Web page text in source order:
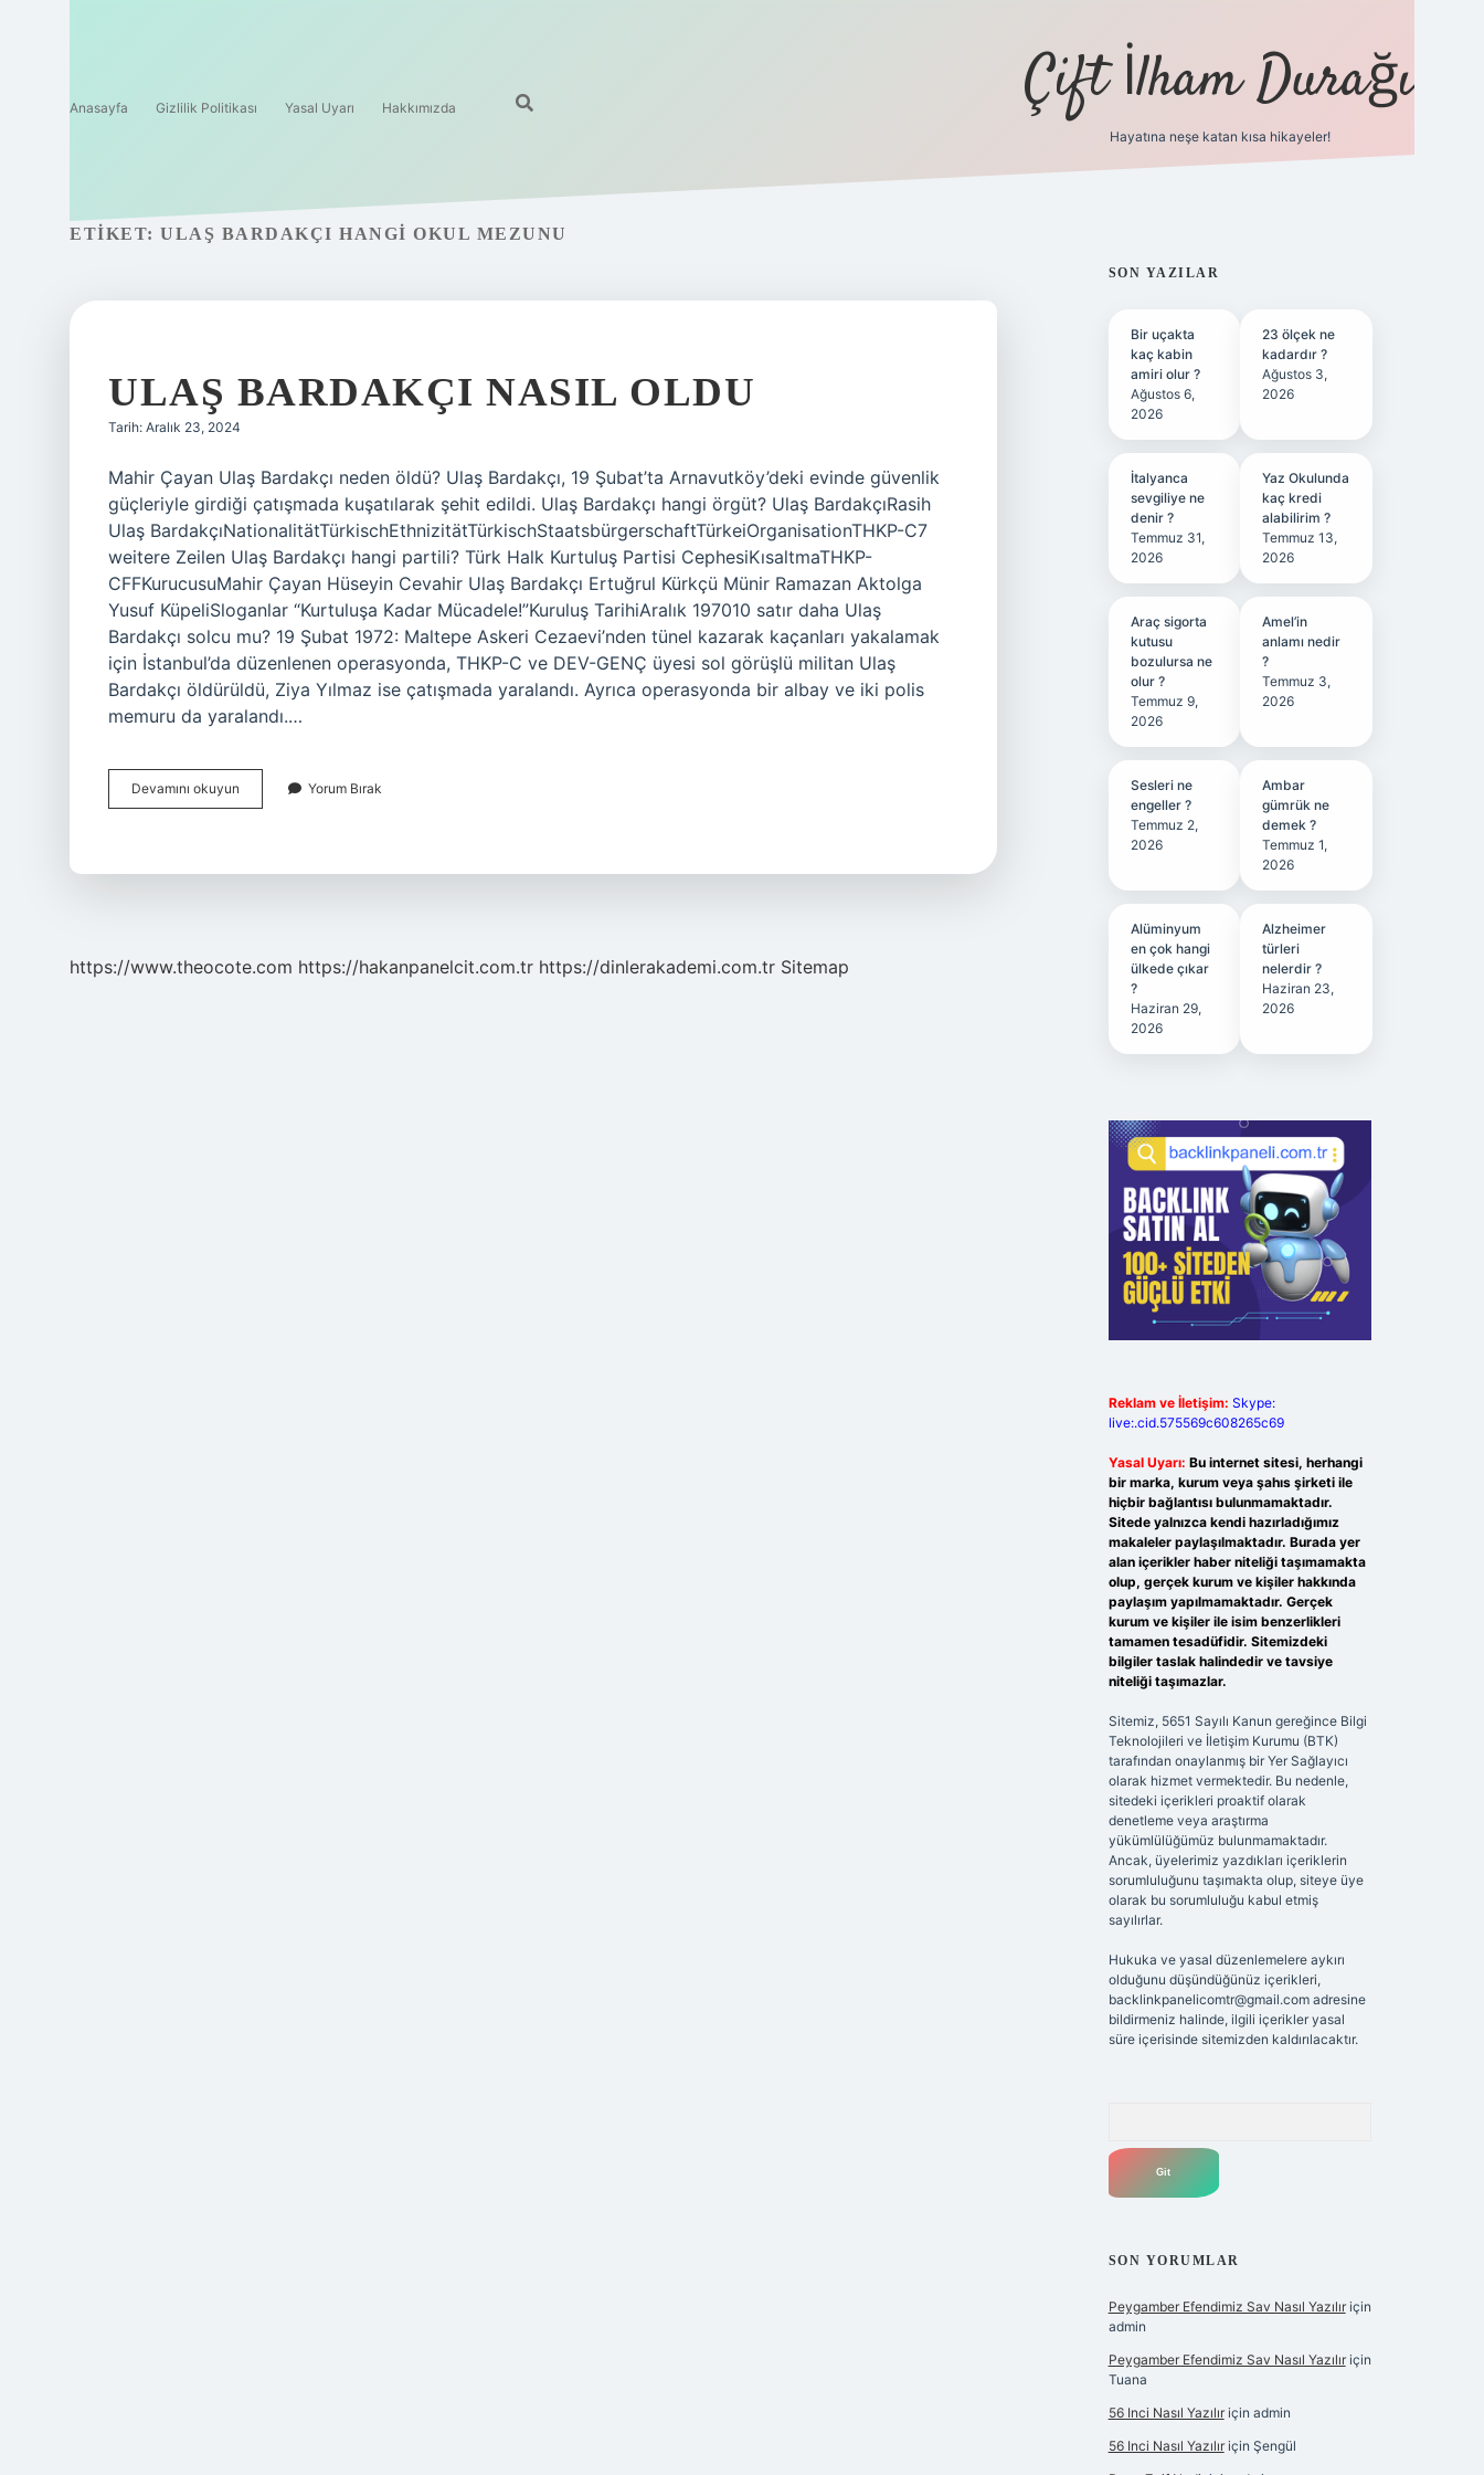
Anasayfa Gizlilik Politikası Yasal Uyarı Hakkımızda Çift İlham Durağı
Hayatına neşe katan kısa hikayeler!
ETIKET: ULAŞ BARDAKÇI HANGI OKUL MEZUNU
ULAŞ BARDAKÇI NASIL OLDU
Tarih: Aralık 23, 2024
Mahir Çayan Ulaş Bardakçı neden öldü? Ulaş Bardakçı, 19 Şubat’ta Arnavutköy’deki evinde güvenlik
güçleriyle girdiği çatışmada kuşatılarak şehit edildi. Ulaş Bardakçı hangi örgüt? Ulaş BardakçıRasih
Ulaş BardakçıNationalitätTürkischEthnizitätTürkischStaatsbürgerschaftTürkeiOrganisationTHKP-C7
weitere Zeilen Ulaş Bardakçı hangi partili? Türk Halk Kurtuluş Partisi CephesiKısaltmaTHKP-
CFFKurucusuMahir Çayan Hüseyin Cevahir Ulaş Bardakçı Ertuğrul Kürkçü Münir Ramazan Aktolga
Yusuf KüpeliSloganlar “Kurtuluşa Kadar Mücadele!”Kuruluş TarihiAralık 197010 satır daha Ulaş
Bardakçı solcu mu? 19 Şubat 1972: Maltepe Askeri Cezaevi’nden tünel kazarak kaçanları yakalamak
için İstanbul’da düzenlenen operasyonda, THKP-C ve DEV-GENÇ üyesi sol görüşlü militan Ulaş
Bardakçı öldürüldü, Ziya Yılmaz ise çatışmada yaralandı. Ayrıca operasyonda bir albay ve iki polis
memuru da yaralandı.…
Devamını okuyun
Bardakçı
Yorum Bırak
https://www.theocote.com https://hakanpanelcit.com.tr https://dinlerakademi.com.tr Sitemap
SIDEBAR
SON YAZILAR
Bir uçakta
kaç kabin
amiri olur ?
Ağustos 6,
2026
23 ölçek ne
kadardır ?
Ağustos 3,
2026
İtalyanca
sevgiliye ne
denir ?
Temmuz 31,
2026
Yaz Okulunda
kaç kredi
alabilirim ?
Temmuz 13,
2026
Araç sigorta
kutusu
bozulursa ne
olur ?
Temmuz 9,
2026
Amel’in
anlamı nedir
?
Temmuz 3,
2026
Sesleri ne
engeller ?
Temmuz 2,
2026
Ambar
gümrük ne
demek ?
Temmuz 1,
2026
Alüminyum
en çok hangi
ülkede çıkar
?
Haziran 29,
2026
Alzheimer
türleri
nelerdir ?
Haziran 23,
2026
Reklam ve İletişim: Skype:
live:.cid.575569c608265c69
Yasal Uyarı: Bu internet sitesi, herhangi
bir marka, kurum veya şahıs şirketi ile
hiçbir bağlantısı bulunmamaktadır.
Sitede yalnızca kendi hazırladığımız
makaleler paylaşılmaktadır. Burada yer
alan içerikler haber niteliği taşımamakta
olup, gerçek kurum ve kişiler hakkında
paylaşım yapılmamaktadır. Gerçek
kurum ve kişiler ile isim benzerlikleri
tamamen tesadüfidir. Sitemizdeki
bilgiler taslak halindedir ve tavsiye
niteliği taşımazlar.
Sitemiz, 5651 Sayılı Kanun gereğince Bilgi
Teknolojileri ve İletişim Kurumu (BTK)
tarafından onaylanmış bir Yer Sağlayıcı
olarak hizmet vermektedir. Bu nedenle,
sitedeki içerikleri proaktif olarak
denetleme veya araştırma
yükümlülüğümüz bulunmamaktadır.
Ancak, üyelerimiz yazdıkları içeriklerin
sorumluluğunu taşımakta olup, siteye üye
olarak bu sorumluluğu kabul etmiş
sayılırlar.
Hukuka ve yasal düzenlemelere aykırı
olduğunu düşündüğünüz içerikleri,
backlinkpanelicomtr@gmail.comadresine
bildirmeniz halinde, ilgili içerikler yasal
süre içerisinde sitemizden kaldırılacaktır.
SON YORUMLAR
Peygamber Efendimiz Sav Nasıl Yazılıriçin
admin
Peygamber Efendimiz Sav Nasıl Yazılıriçin
Tuana
56 Inci Nasıl Yazılıriçin admin
56 Inci Nasıl Yazılıriçin Şengül